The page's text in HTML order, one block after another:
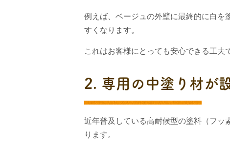
例えば、ベージュの外壁に最終的に白を
すくなります。
これはお客様にとっても安心できる工夫
2. 専用の中塗り材が
近年普及している高耐候型の塗料（フッ
ります。